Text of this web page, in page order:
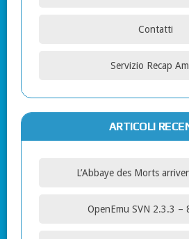
Contatti
Servizio Recap
ARTICOLI
L’Abbaye des Morts
OpenEmu SVN 2.3.3 –